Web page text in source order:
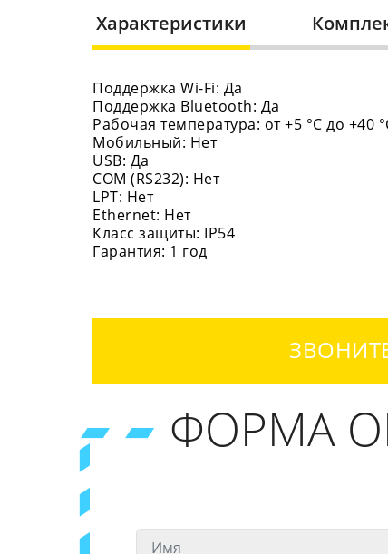
Характеристики
Поддержка Wi-Fi: Да
Поддержка Bluetooth: Да
Рабочая температура: от +5 °C до +40
Мобильный: Нет
USB: Да
COM (RS232): Нет
LPT: Нет
Ethernet: Нет
Класс защиты: IP54
Гарантия: 1 год
ФОРМА